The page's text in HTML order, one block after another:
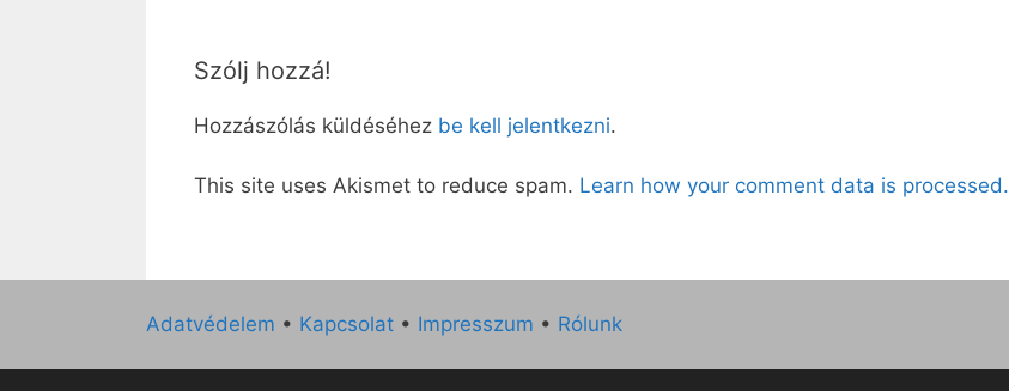
Szólj hozzá!
Hozzászólás küldéséhez be kell jelentkezni.
This site uses Akismet to reduce spam. Learn how your comment data is processed.
Adatvédelem • Kapcsolat • Impresszum • Rólunk